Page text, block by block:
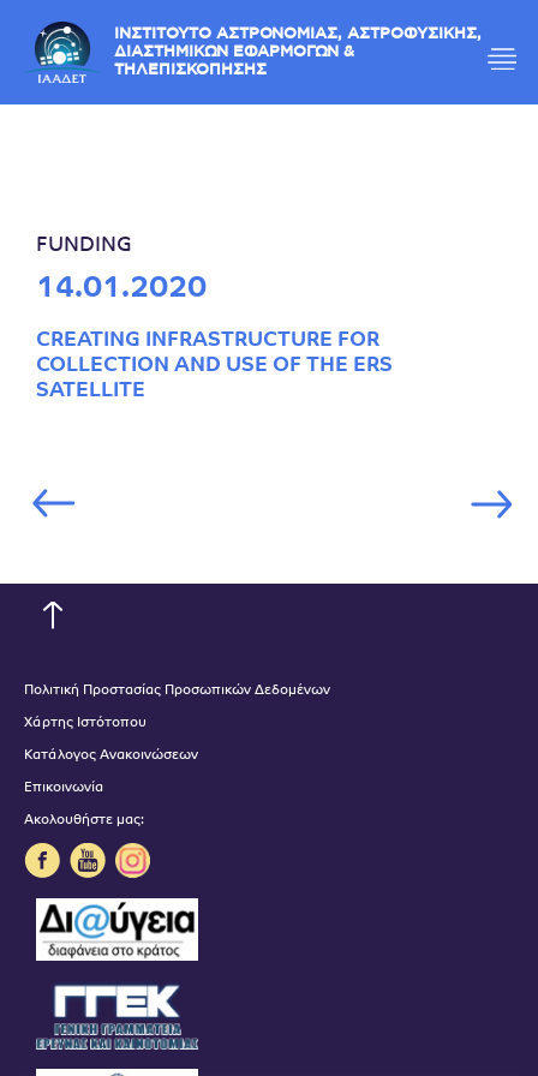
ΙΝΣΤΙΤΟΥΤΟ ΑΣΤΡΟΝΟΜΙΑΣ, ΑΣΤΡΟΦΥΣΙΚΗΣ,
ΔΙΑΣΤΗΜΙΚΩΝ ΕΦΑΡΜΟΓΩΝ &
ΤΗΛΕΠΙΣΚΟΠΗΣΗΣ
FUNDING
14.01.2020
CREATING INFRASTRUCTURE FOR
COLLECTION AND USE OF THE ERS
SATELLITE
Πολιτική Προστασίας Προσωπικών Δεδομένων
Χάρτης Ιστότοπου
Κατάλογος Ανακοινώσεων
Επικοινωνία
Ακολουθήστε μας: